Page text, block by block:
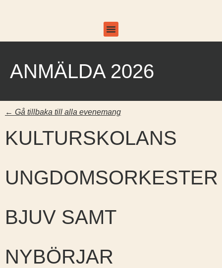
ANMÄLDA 2026
← Gå tillbaka till alla evenemang
KULTURSKOLANS
UNGDOMSORKESTER
BJUV SAMT
NYBÖRJAR